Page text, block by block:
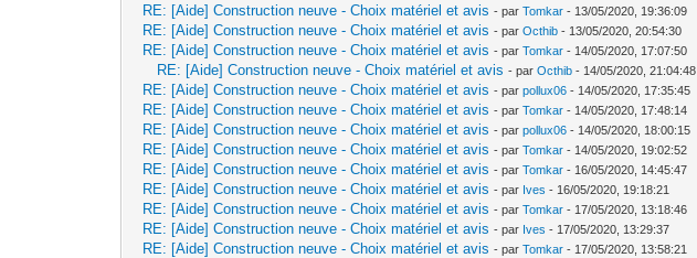
RE: [Aide] Construction neuve - Choix matériel et avis - parTomkar - 13/05/2020, 19:36:09
RE: [Aide] Construction neuve - Choix matériel et avis - parOcthib - 13/05/2020, 20:54:30
RE: [Aide] Construction neuve - Choix matériel et avis - parTomkar - 14/05/2020, 17:07:50
RE: [Aide] Construction neuve - Choix matériel et avis - parOcthib - 14/05/2020, 21:04:48
RE: [Aide] Construction neuve - Choix matériel et avis - parpollux06 - 14/05/2020, 17:35:45
RE: [Aide] Construction neuve - Choix matériel et avis - parTomkar - 14/05/2020, 17:48:14
RE: [Aide] Construction neuve - Choix matériel et avis - parpollux06 - 14/05/2020, 18:00:15
RE: [Aide] Construction neuve - Choix matériel et avis - parTomkar - 14/05/2020, 19:02:52
RE: [Aide] Construction neuve - Choix matériel et avis - parTomkar - 16/05/2020, 14:45:47
RE: [Aide] Construction neuve - Choix matériel et avis - par Ives - 16/05/2020, 19:18:21
RE: [Aide] Construction neuve - Choix matériel et avis - parTomkar - 17/05/2020, 13:18:46
RE: [Aide] Construction neuve - Choix matériel et avis - par Ives - 17/05/2020, 13:29:37
RE: [Aide] Construction neuve - Choix matériel et avis - parTomkar - 17/05/2020, 13:58:21